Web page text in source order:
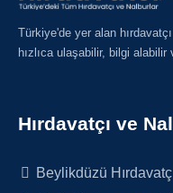
Türkiye'de yer alan
hızlıca ulaşabilir, bilgi alabilir
Hırdavatçı ve
Beylikdüzü